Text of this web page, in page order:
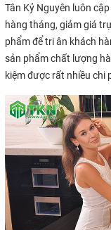
Tân Kỷ Nguyên luôn
hàng tháng, giảm giá
phẩm để tri ân khách
sản phẩm chất lượng
kiệm được rất nhiều chi